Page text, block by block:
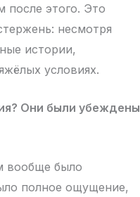
после этого. Это
несмотря
истории,
условиях.
Они были убеждены
вообще было
полное ощущение,